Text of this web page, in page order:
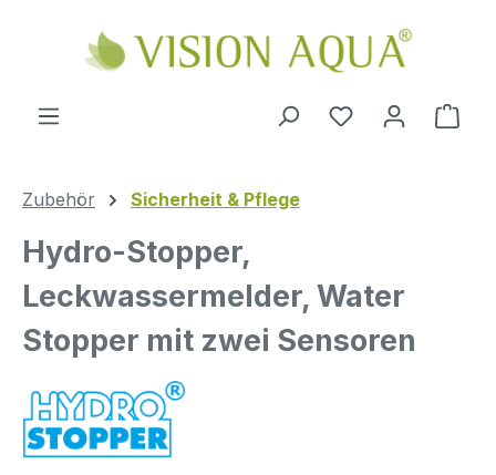
Zum Hauptinhalt springen
Zubehör Sicherheit & Pflege
Hydro-Stopper,
Leckwassermelder, Water
Stopper mit zwei Sensoren